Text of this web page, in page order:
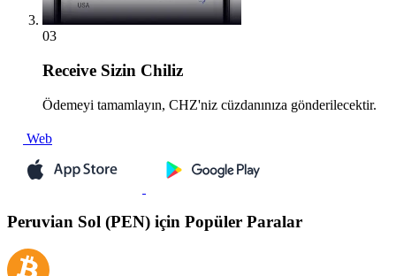
03
Receive Sizin Chiliz
Ödemeyi tamamlayın, CHZ'niz cüzdanınıza gönderilecektir.
Web
Peruvian Sol (PEN) için Popüler Paralar